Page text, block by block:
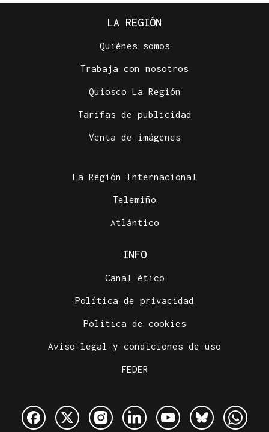
LA REGIÓN
Quiénes somos
Trabaja con nosotros
Quiosco La Región
Tarifas de publicidad
Venta de imágenes
La Región Internacional
Telemiño
Atlántico
INFO
Canal ético
Política de privacidad
Política de cookies
Aviso legal y condiciones de uso
FEDER